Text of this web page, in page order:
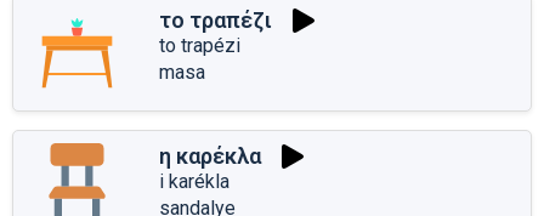
το τραπέζι
to trapézi
masa
η καρέκλα
i karékla
sandalye